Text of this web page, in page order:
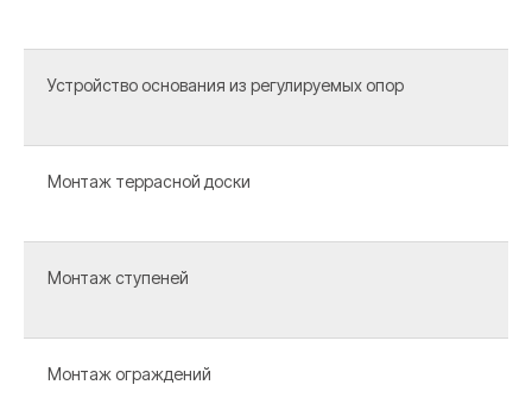
Устройство основания из регулируемых опор
Монтаж террасной доски
Монтаж ступеней
Монтаж ограждений